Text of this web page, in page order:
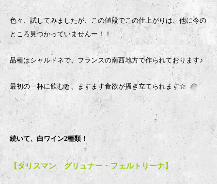
色々、試してみましたが、この値段でこの仕上がりは、他に今の
ところ見つかっていませんー！！
品種はシャルドネで、フランスの南西地方で作られております♪
最初の一杯に飲むと、ますます食欲が掻き立てられます☆
続いて、白ワイン2種類！
【タリスマン グリュナー・フェルトリーナ】